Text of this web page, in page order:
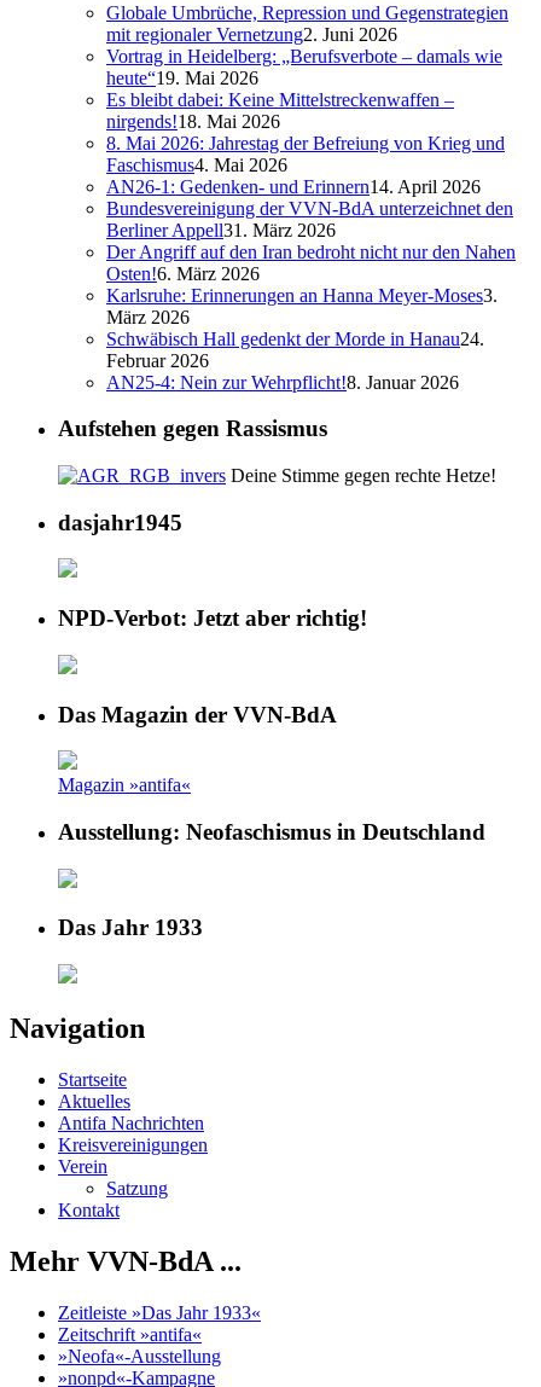
Globale Umbrüche, Repression und Gegenstrategien
mit regionaler Vernetzung2. Juni 2026
Vortrag in Heidelberg: „Berufsverbote – damals wie
heute“19. Mai 2026
Es bleibt dabei: Keine Mittelstreckenwaffen –
nirgends!18. Mai 2026
8. Mai 2026: Jahrestag der Befreiung von Krieg und
Faschismus4. Mai 2026
AN26-1: Gedenken- und Erinnern14. April 2026
Bundesvereinigung der VVN-BdA unterzeichnet den
Berliner Appell31. März 2026
Der Angriff auf den Iran bedroht nicht nur den Nahen
Osten!6. März 2026
Karlsruhe: Erinnerungen an Hanna Meyer-Moses3.
März 2026
Schwäbisch Hall gedenkt der Morde in Hanau24.
Februar 2026
AN25-4: Nein zur Wehrpflicht!8. Januar 2026
Aufstehen gegen Rassismus
Deine Stimme gegen rechte Hetze!
dasjahr1945
NPD-Verbot: Jetzt aber richtig!
Das Magazin der VVN-BdA
Magazin »antifa«
Ausstellung: Neofaschismus in Deutschland
Das Jahr 1933
Navigation
Startseite
Aktuelles
Antifa Nachrichten
Kreisvereinigungen
Verein
Satzung
Kontakt
Mehr VVN-BdA ...
Zeitleiste »Das Jahr 1933«
Zeitschrift »antifa«
»Neofa«-Ausstellung
»nonpd«-Kampagne